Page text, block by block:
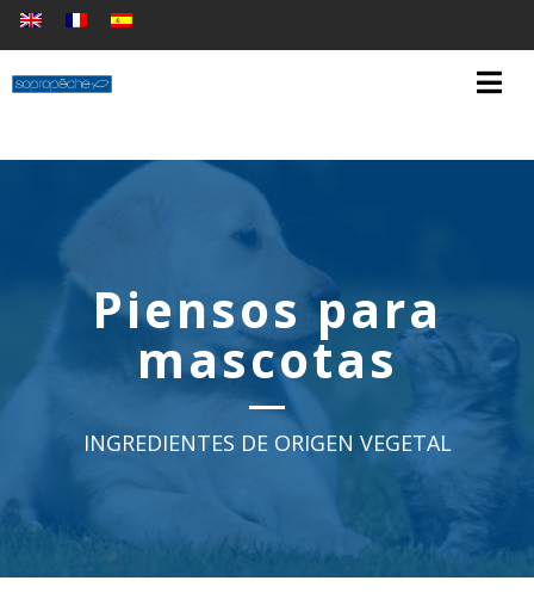
Piensos para
mascotas
INGREDIENTES DE ORIGEN VEGETAL